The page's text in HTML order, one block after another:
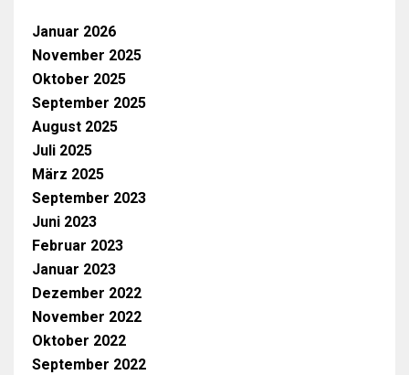
Januar 2026
November 2025
Oktober 2025
September 2025
August 2025
Juli 2025
März 2025
September 2023
Juni 2023
Februar 2023
Januar 2023
Dezember 2022
November 2022
Oktober 2022
September 2022